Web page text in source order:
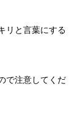
リと言葉にする
で注意してくだ